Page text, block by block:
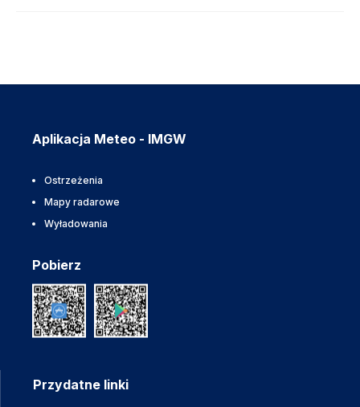
Aplikacja Meteo - IMGW
Ostrzeżenia
Mapy radarowe
Wyładowania
Pobierz
Przydatne linki